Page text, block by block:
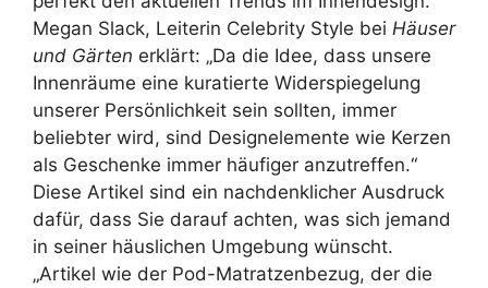
Megan Slack, Leiterin Celebrity Style bei Häuser
und Gärten erklärt: „Da die Idee, dass unsere
Innenräume eine kuratierte Widerspiegelung
unserer Persönlichkeit sein sollten, immer
beliebter wird, sind Designelemente wie Kerzen
als Geschenke immer häufiger anzutreffen.“
Diese Artikel sind ein nachdenklicher Ausdruck
dafür, dass Sie darauf achten, was sich jemand
in seiner häuslichen Umgebung wünscht.
„Artikel wie der Pod-Matratzenbezug, der die